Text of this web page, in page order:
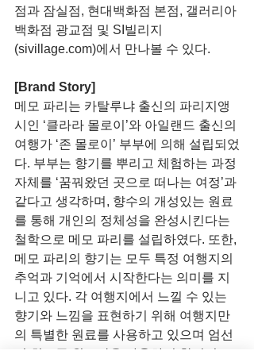
점과 잠실점, 현대백화점 본점, 갤러리아
백화점 광교점 및 SI빌리지
(sivillage.com)에서 만나볼 수 있다.
[Brand Story]
메모 파리는 카탈루냐 출신의 파리지앵
시인 ‘클라라 몰로이’와 아일랜드 출신의
여행가 ‘존 몰로이’ 부부에 의해 설립되었
다. 부부는 향기를 뿌리고 체험하는 과정
자체를 ‘꿈꿔왔던 곳으로 떠나는 여정’과
같다고 생각하며, 향수의 개성있는 원료
를 통해 개인의 정체성을 완성시킨다는
철학으로 메모 파리를 설립하였다. 또한,
메모 파리의 향기는 모두 특정 여행지의
추억과 기억에서 시작한다는 의미를 지
니고 있다. 각 여행지에서 느낄 수 있는
향기와 느낌을 표현하기 위해 여행지만
의 특별한 원료를 사용하고 있으며 엄선
된 최고급 원료만을 사용하여 향기의 오